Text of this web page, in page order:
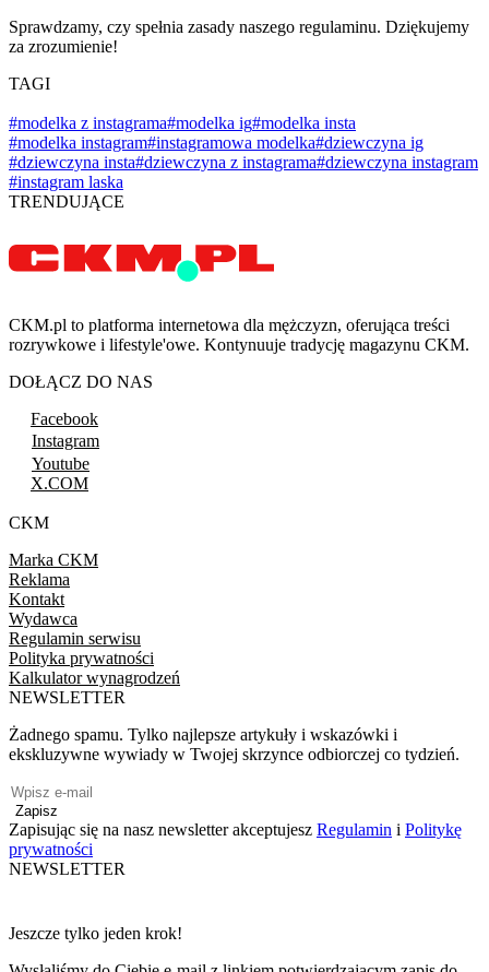
Sprawdzamy, czy spełnia zasady naszego regulaminu. Dziękujemy
za zrozumienie!
TAGI
#modelka z instagrama#modelka ig#modelka insta
#modelka instagram#instagramowa modelka#dziewczyna ig
#dziewczyna insta#dziewczyna z instagrama#dziewczyna instagram
#instagram laska
TRENDUJĄCE
CKM.pl to platforma internetowa dla mężczyzn, oferująca treści
rozrywkowe i lifestyle'owe. Kontynuuje tradycję magazynu CKM.
DOŁĄCZ DO NAS
Facebook
Instagram
Youtube
X.COM
CKM
Marka CKM
Reklama
Kontakt
Wydawca
Regulamin serwisu
Polityka prywatności
Kalkulator wynagrodzeń
NEWSLETTER
Żadnego spamu. Tylko najlepsze artykuły i wskazówki i
ekskluzywne wywiady w Twojej skrzynce odbiorczej co tydzień.
Zapisz
Zapisując się na nasz newsletter akceptujesz Regulamin i Politykę
prywatności
NEWSLETTER
Jeszcze tylko jeden krok!